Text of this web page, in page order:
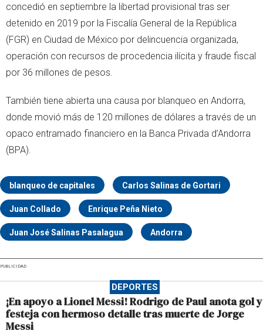
concedió en septiembre la libertad provisional tras ser
detenido en 2019 por la Fiscalía General de la República
(FGR) en Ciudad de México por delincuencia organizada,
operación con recursos de procedencia ilícita y fraude fiscal
por 36 millones de pesos.
También tiene abierta una causa por blanqueo en Andorra,
donde movió más de 120 millones de dólares a través de un
opaco entramado financiero en la Banca Privada d’Andorra
(BPA).
blanqueo de capitales Carlos Salinas de Gortari
Juan Collado Enrique Peña Nieto
Juan José Salinas Pasalagua Andorra
PUBLICIDAD
DEPORTES
¡En apoyo a Lionel Messi! Rodrigo de Paul anota gol y
festeja con hermoso detalle tras muerte de Jorge
Messi